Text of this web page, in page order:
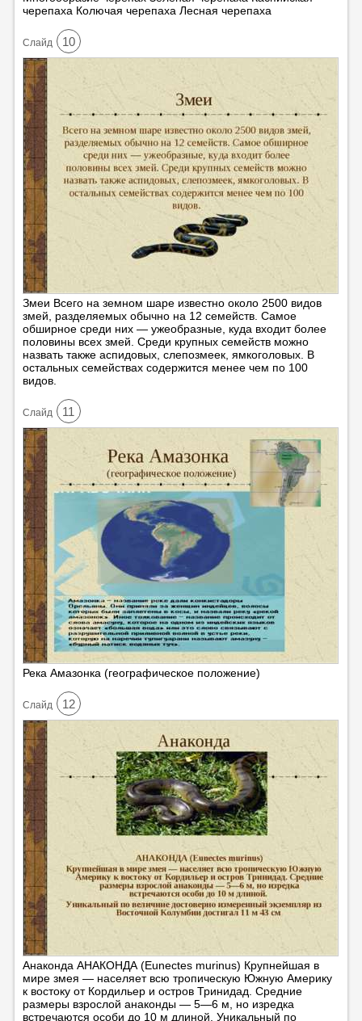
черепаха Колючая черепаха Лесная черепаха
Cлайд 10
Змеи Всего на земном шаре известно около 2500 видов
змей, разделяемых обычно на 12 семейств. Самое
обширное среди них — ужеобразные, куда входит более
половины всех змей. Среди крупных семейств можно
назвать также аспидовых, слепозмеек, ямкоголовых. В
остальных семействах содержится менее чем по 100
видов.
Cлайд 11
Река Амазонка (географическое положение)
Cлайд 12
Анаконда АНАКОНДА (Eunectes murinus) Крупнейшая в
мире змея — населяет всю тропическую Южную Америку
к востоку от Кордильер и остров Тринидад. Средние
размеры взрослой анаконды — 5—6 м, но изредка
встречаются особи до 10 м длиной. Уникальный по